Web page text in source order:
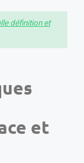
définition et
et